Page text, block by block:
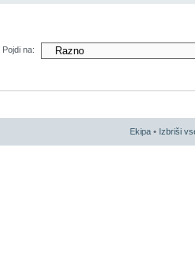
Pojdi na:
Ekipa • Izbriši